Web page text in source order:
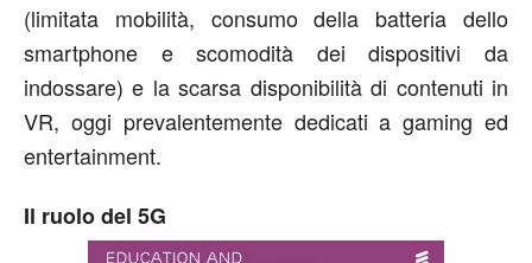
(limitata mobilità, consumo della batteria dello
smartphone e scomodità dei dispositivi da
indossare) e la scarsa disponibilità di contenuti in
VR, oggi prevalentemente dedicati a gaming ed
entertainment.
Il ruolo del 5G